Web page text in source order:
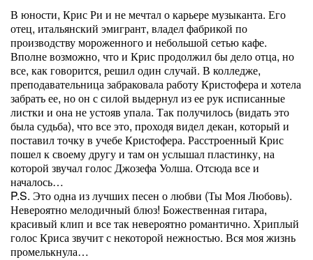
В юности, Крис Ри и не мечтал о карьере музыканта. Его
отец, итальянский эмигрант, владел фабрикой по
производству мороженного и небольшой сетью кафе.
Вполне возможно, что и Крис продолжил бы дело отца, но
все, как говорится, решил один случай. В колледже,
преподавательница забраковала работу Кристофера и хотела
забрать ее, но он с силой выдернул из ее рук исписанные
листки и она не устояв упала. Так получилось (видать это
была судьба), что все это, проходя видел декан, который и
поставил точку в учебе Кристофера. Расстроенный Крис
пошел к своему другу и там он услышал пластинку, на
которой звучал голос Джозефа Уолша. Отсюда все и
началось…
P.S. Это одна из лучших песен о любви (Ты Моя Любовь).
Невероятно мелодичный блюз! Божественная гитара,
красивый клип и все так невероятно романтично. Хриплый
голос Криса звучит с некоторой нежностью. Вся моя жизнь
промелькнула…